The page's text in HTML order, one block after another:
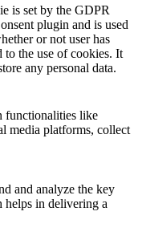
is set by the GDPR
plugin and is used
or not user has
to the use of cookies. It
any personal data.
functionalities like
media platforms, collect
and analyze the key
helps in delivering a